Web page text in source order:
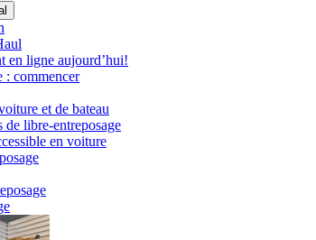
en ligne aujourd’hui!
: commencer
et de bateau
de libre-entreposage
en voiture